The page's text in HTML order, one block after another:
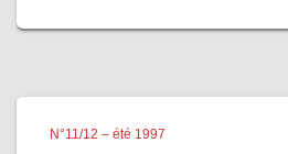
N°11/12 – été 1997